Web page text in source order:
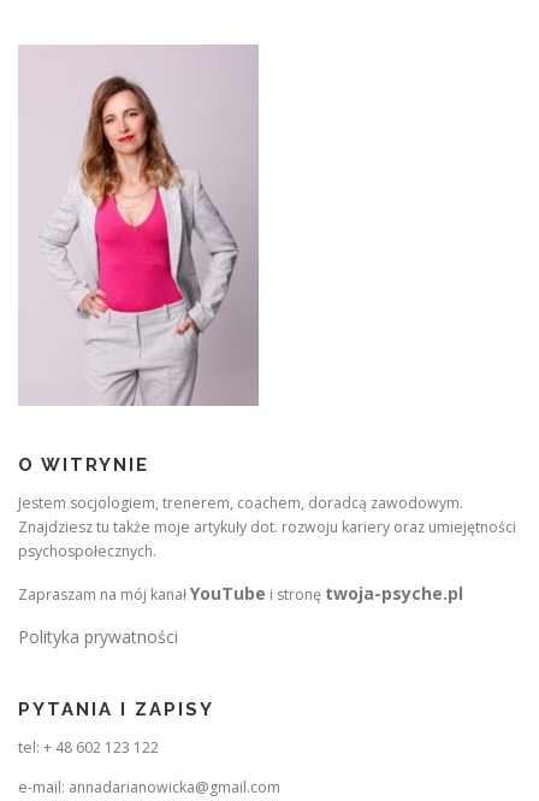
O WITRYNIE
Jestem socjologiem, trenerem, coachem, doradcą zawodowym.
Znajdziesz tu także moje artykuły dot. rozwoju kariery oraz umiejętności
psychospołecznych.
Zapraszam na mój kanałYouTube i stronę twoja-psyche.pl
Polityka prywatności
PYTANIA I ZAPISY
tel: + 48 602 123 122
e-mail: annadarianowicka@gmail.com